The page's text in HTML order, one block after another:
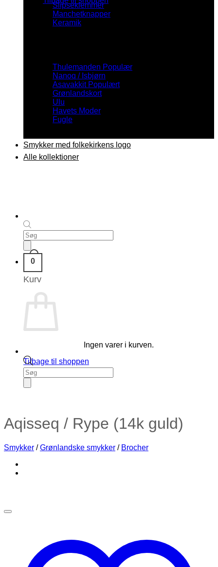
Products
search
0
Kurv
Ingen varer i kurven.
Tilbage til shoppen
Slipseklemmer
Manchetknapper
Keramik
Thulemanden
Nanoq / Isbjørn
Asavakkit
Grønlandskort
Ulu
Havets Moder
Fugle
Smykker med folkekirkens logo
Alle kollektioner
Products
search
Aqisseq / Rype (14k guld)
Smykker / Grønlandske smykker / Brocher